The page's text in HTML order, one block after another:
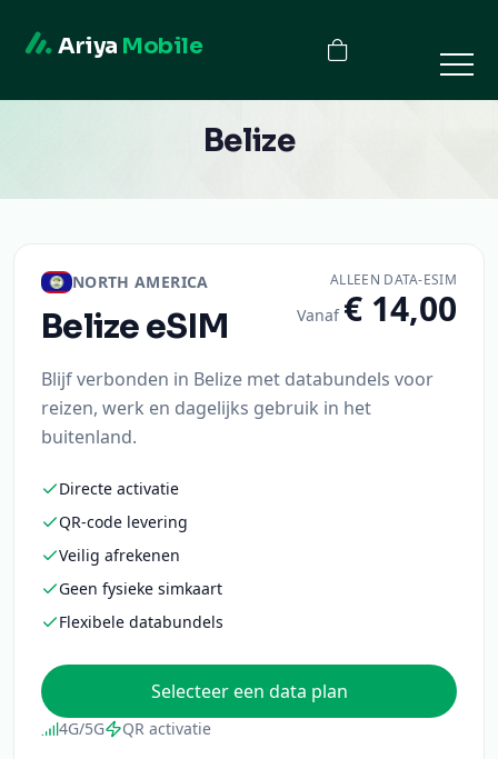
Ariya Mobile
Belize
NORTH AMERICA
BelizeeSIM
ALLEEN DATA-ESIM
Vanaf € 14,00
Blijf verbonden in Belize met databundels voor
reizen, werk en dagelijks gebruik in het
buitenland.
Directe activatie
QR-code levering
Veilig afrekenen
Geen fysieke simkaart
Flexibele databundels
Selecteer een data plan
4G/5G QR activatie